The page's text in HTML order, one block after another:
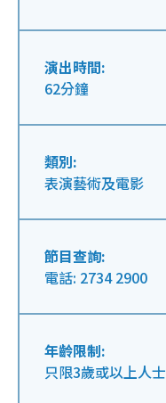
演出時間:
62分鐘
類別:
表演藝術及電影
節目查詢:
電話: 2734 2900
年齡限制:
只限3歲或以上人士